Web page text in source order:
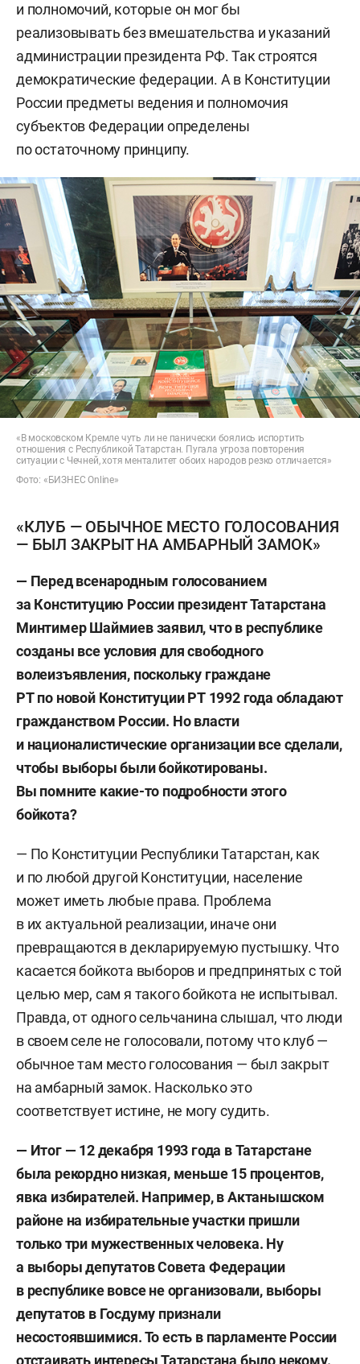
и полномочий, которые он мог бы
реализовывать без вмешательства и указаний
администрации президента РФ. Так строятся
демократические федерации. А в Конституции
России предметы ведения и полномочия
субъектов Федерации определены
по остаточному принципу.
«В московском Кремле чуть ли не панически боялись испортить
отношения с Республикой Татарстан. Пугала угроза повторения
ситуации с Чечней, хотя менталитет обоих народов резко отличается»
Фото: «БИЗНЕС Online»
«КЛУБ — ОБЫЧНОЕ МЕСТО ГОЛОСОВАНИЯ
— БЫЛ ЗАКРЫТ НА АМБАРНЫЙ ЗАМОК»
— Перед всенародным голосованием
за Конституцию России президент Татарстана
Минтимер Шаймиев заявил, что в республике
созданы все условия для свободного
волеизъявления, поскольку граждане
РТ по новой Конституции РТ 1992 года обладают
гражданством России. Но власти
и националистические организации все сделали,
чтобы выборы были бойкотированы.
Вы помните какие-то подробности этого
бойкота?
— По Конституции Республики Татарстан, как
и по любой другой Конституции, население
может иметь любые права. Проблема
в их актуальной реализации, иначе они
превращаются в декларируемую пустышку. Что
касается бойкота выборов и предпринятых с той
целью мер, сам я такого бойкота не испытывал.
Правда, от одного сельчанина слышал, что люди
в своем селе не голосовали, потому что клуб —
обычное там место голосования — был закрыт
на амбарный замок. Насколько это
соответствует истине, не могу судить.
— Итог — 12 декабря 1993 года в Татарстане
была рекордно низкая, меньше 15 процентов,
явка избирателей. Например, в Актанышском
районе на избирательные участки пришли
только три мужественных человека. Ну
а выборы депутатов Совета Федерации
в республике вовсе не организовали, выборы
депутатов в Госдуму признали
несостоявшимися. То есть в парламенте России
отстаивать интересы Татарстана было некому.